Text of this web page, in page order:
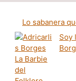
Lo sabanera
Soy